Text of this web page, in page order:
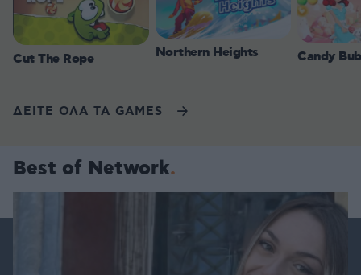
Cut The Rope Northern Heights Candy
ΔΕΙΤΕ ΟΛΑ ΤΑ GAMES
Best of Network